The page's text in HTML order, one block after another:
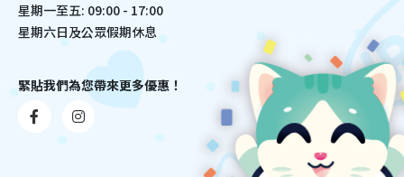
星期一至五: 09:00 - 17:00
星期六日及公眾假期休息
緊貼我們為您帶來更多優惠！